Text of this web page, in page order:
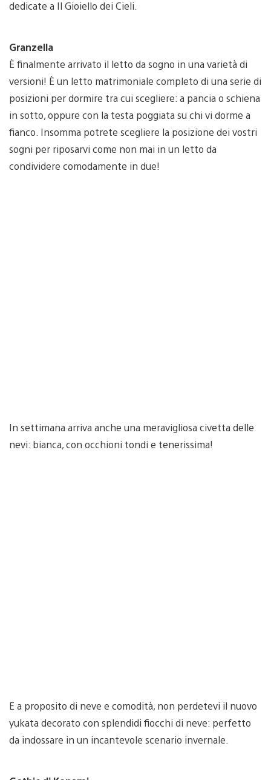
dedicate a Il Gioiello dei Cieli.
Granzella
È finalmente arrivato il letto da sogno in una varietà di
versioni! È un letto matrimoniale completo di una serie di
posizioni per dormire tra cui scegliere: a pancia o schiena
in sotto, oppure con la testa poggiata su chi vi dorme a
fianco. Insomma potrete scegliere la posizione dei vostri
sogni per riposarvi come non mai in un letto da
condividere comodamente in due!
In settimana arriva anche una meravigliosa civetta delle
nevi: bianca, con occhioni tondi e tenerissima!
E a proposito di neve e comodità, non perdetevi il nuovo
yukata decorato con splendidi fiocchi di neve: perfetto
da indossare in un incantevole scenario invernale.